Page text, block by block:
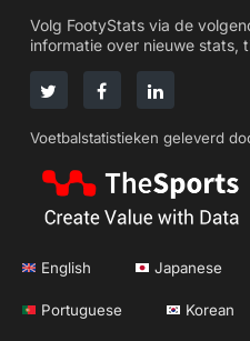
Volg FootyStats via de
informatie over nieuwe stats,
Voetbalstatistieken geleverd
English Japanese
Portuguese Korean